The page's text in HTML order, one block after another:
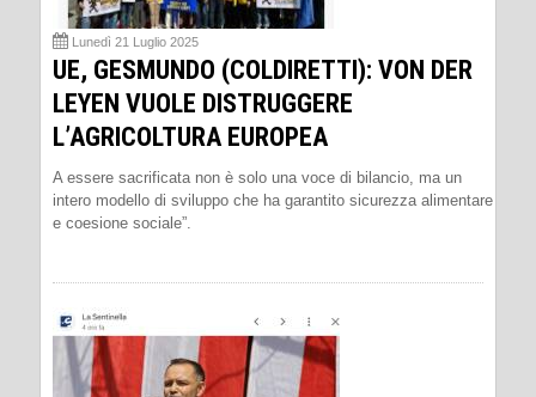
Lunedì 21 Luglio 2025
UE, GESMUNDO (COLDIRETTI): VON DER
LEYEN VUOLE DISTRUGGERE
L’AGRICOLTURA EUROPEA
A essere sacrificata non è solo una voce di bilancio, ma un
intero modello di sviluppo che ha garantito sicurezza alimentare
e coesione sociale”.